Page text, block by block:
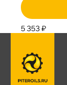
5 353 ₽